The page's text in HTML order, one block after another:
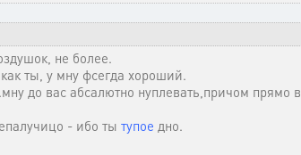
не более.
как ты, у мну фсегда хороший.
до вас абсалютно нуплевать,причом прямо в
- ибо ты тупое дно.